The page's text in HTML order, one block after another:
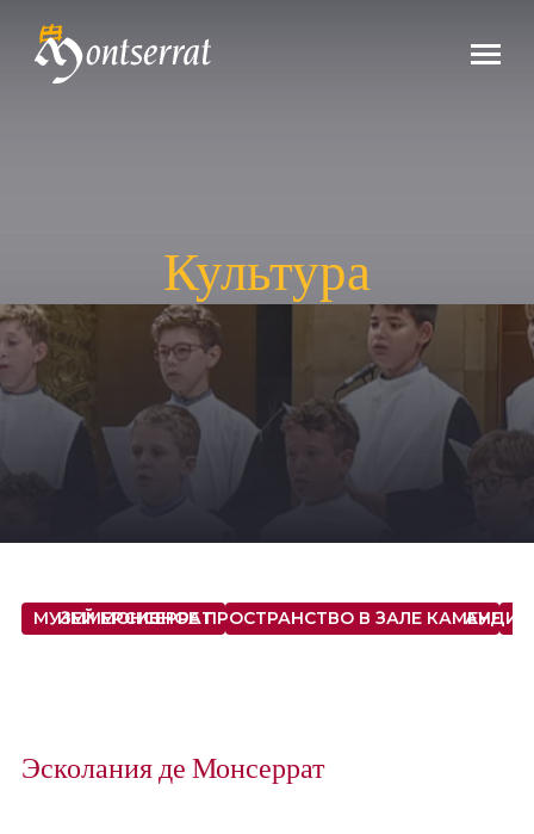
Культура
МУЗЕЙ МОНСЕРРАТ
ИММЕРСИВНОЕ ПРОСТРАНСТВО В ЗАЛЕ КАМЕННЫХ
Эсколания де Монсеррат